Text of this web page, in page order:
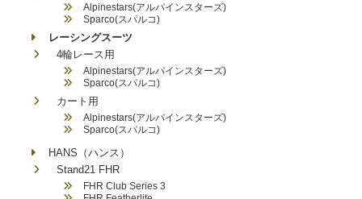
Alpinestars(アルパインスターズ)
Sparco(スパルコ)
レーシングスーツ
4輪レース用
Alpinestars(アルパインスターズ)
Sparco(スパルコ)
カート用
Alpinestars(アルパインスターズ)
Sparco(スパルコ)
HANS（ハンス）
Stand21 FHR
FHR Club Series 3